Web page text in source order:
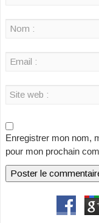
Enregistrer mon nom,
pour mon prochain